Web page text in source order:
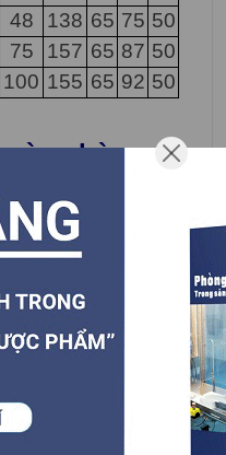
48 138 65 75 50
75 157 65 87 50
100 155 65 92 50
sàn phòng
độ sạch tối đa
tự được lắp
bóng, sáng